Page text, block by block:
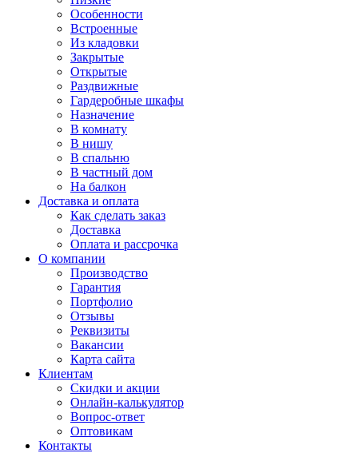
Особенности
Встроенные
Из кладовки
Закрытые
Открытые
Раздвижные
Гардеробные шкафы
Назначение
В комнату
В нишу
В спальню
В частный дом
На балкон
Доставка и оплата
Как сделать заказ
Доставка
Оплата и рассрочка
О компании
Производство
Гарантия
Портфолио
Отзывы
Реквизиты
Вакансии
Карта сайта
Клиентам
Скидки и акции
Онлайн-калькулятор
Вопрос-ответ
Оптовикам
Контакты